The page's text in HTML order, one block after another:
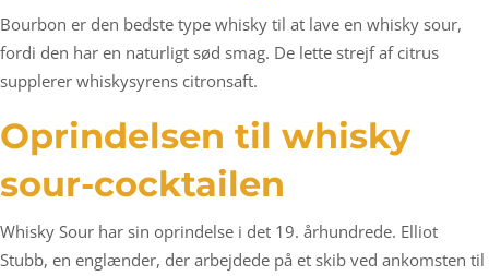
Bourbon er den bedste type whisky til at lave en whisky sour,
fordi den har en naturligt sød smag. De lette strejf af citrus
supplerer whiskysyrens citronsaft.
Oprindelsen til whisky
sour-cocktailen
Whisky Sour har sin oprindelse i det 19. århundrede. Elliot
Stubb, en englænder, der arbejdede på et skib ved ankomsten til